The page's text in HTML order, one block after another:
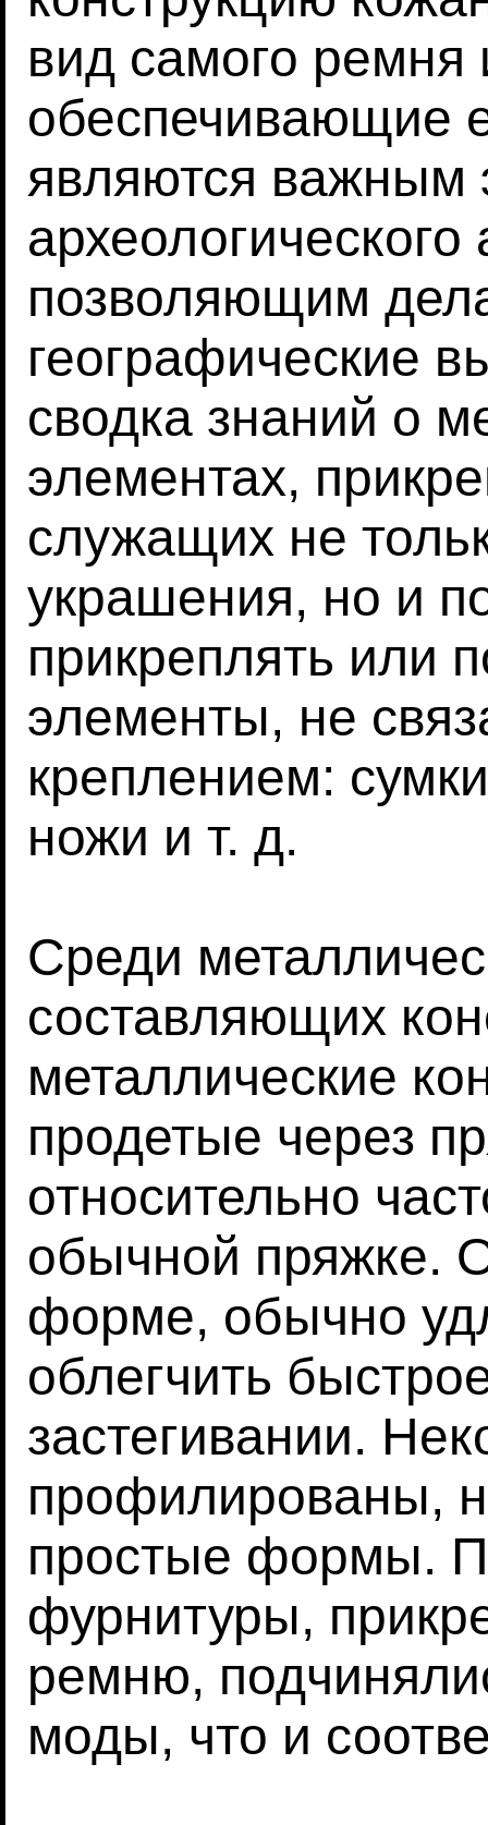
вид самого
обеспечивающие
являются важным
археологического
позволяющим
географические
сводка знаний о
элементах,
служащих не
украшения, но и
прикреплять или
элементы, не
креплением:
ножи и т. д.
Среди
составляющих
металлические
продетые через
относительно
обычной пряжке.
форме, обычно
облегчить
застегивании.
профилированы,
простые формы.
фурнитуры,
ремню,
моды, что и